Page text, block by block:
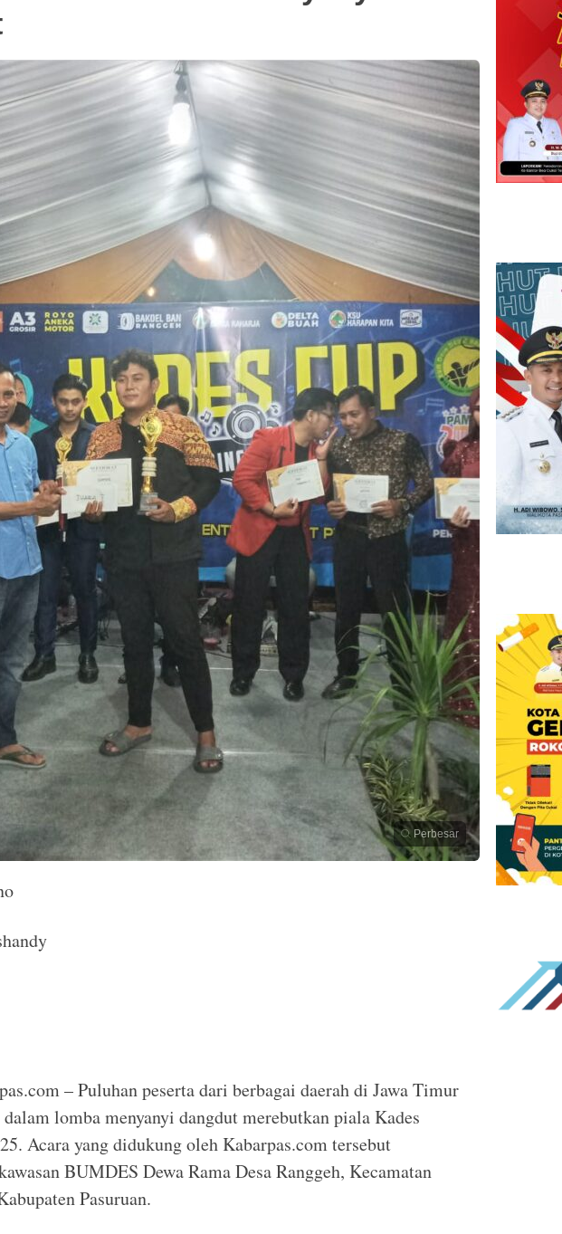
Perbesar
– Puluhan peserta dari berbagai daerah di Jawa Timur
lomba menyanyi dangdut merebutkan piala Kades
Acara yang didukung oleh Kabarpas.com tersebut
BUMDES Dewa Rama Desa Ranggeh, Kecamatan
Pasuruan.